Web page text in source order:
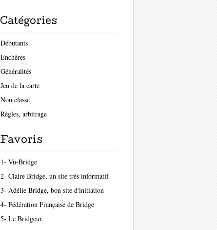
Catégories
Débutants
Enchères
Généralités
Jeu de la carte
Non classé
Règles, arbitrage
Favoris
1- Vu-Bridge
2- Claire Bridge, un site très informatif
3- Adélie Bridge, bon site d'initiation
4- Fédération Française de Bridge
5- Le Bridgeur